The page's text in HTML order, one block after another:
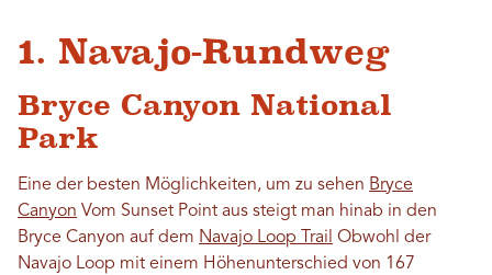
1. Navajo-Rundweg
Bryce Canyon National
Park
Eine der besten Möglichkeiten, um zu sehen Bryce
Canyon Vom Sunset Point aus steigt man hinab in den
Bryce Canyon auf dem Navajo Loop Trail Obwohl der
Navajo Loop mit einem Höhenunterschied von 167